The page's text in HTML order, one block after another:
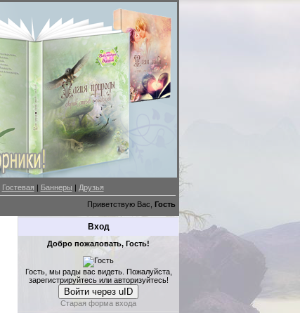
Гостевая | Баннеры | Друзья
Приветствую Вас, Гость
Вход
Добро пожаловать, Гость!
Гость, мы рады вас видеть. Пожалуйста,
зарегистрируйтесь или авторизуйтесь!
Войти через uID
Старая форма входа